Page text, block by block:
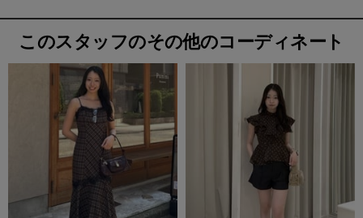
このスタッフのその他のコーディネート